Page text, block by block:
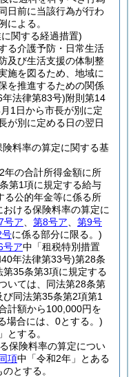
日前に当該行為が行わ
による。
関する経過措置)
る介護予防・日常生活
及び生活支援の体制整
施を図るため、地域に
を推進するための関係
年法律第83号)附則第14
1日から市長が別に定
が別に定める日の翌日
料率の算定に関する基
年の合計所得金額に所
第1項に規定する給与
る公的年金等に係る所
ける保険料率の算定に
号ア 第8号ア
第9号
号に係る部分に限る。)
号ア中「租税特別措置
年法律第33号)第28条
35条第3項に規定する
いては、同法第28条第
同法第35条第2項第1
計額から100,000円を
場合には、0とする。)
とする。
保険料率の算定につい
項中「令和2年」とある
とする。